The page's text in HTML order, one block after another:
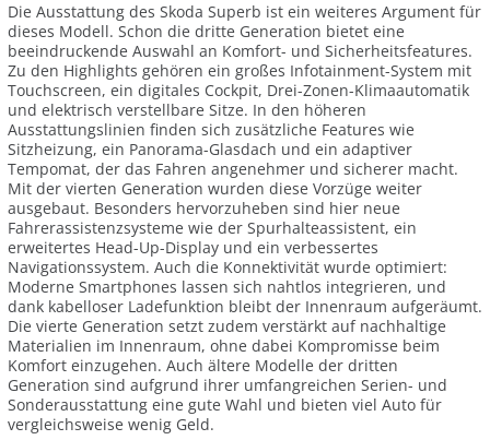
Die Ausstattung des Skoda Superb ist ein weiteres Argument für
dieses Modell. Schon die dritte Generation bietet eine
beeindruckende Auswahl an Komfort- und Sicherheitsfeatures.
Zu den Highlights gehören ein großes Infotainment-System mit
Touchscreen, ein digitales Cockpit, Drei-Zonen-Klimaautomatik
und elektrisch verstellbare Sitze. In den höheren
Ausstattungslinien finden sich zusätzliche Features wie
Sitzheizung, ein Panorama-Glasdach und ein adaptiver
Tempomat, der das Fahren angenehmer und sicherer macht.
Mit der vierten Generation wurden diese Vorzüge weiter
ausgebaut. Besonders hervorzuheben sind hier neue
Fahrerassistenzsysteme wie der Spurhalteassistent, ein
erweitertes Head-Up-Display und ein verbessertes
Navigationssystem. Auch die Konnektivität wurde optimiert:
Moderne Smartphones lassen sich nahtlos integrieren, und
dank kabelloser Ladefunktion bleibt der Innenraum aufgeräumt.
Die vierte Generation setzt zudem verstärkt auf nachhaltige
Materialien im Innenraum, ohne dabei Kompromisse beim
Komfort einzugehen. Auch ältere Modelle der dritten
Generation sind aufgrund ihrer umfangreichen Serien- und
Sonderausstattung eine gute Wahl und bieten viel Auto für
vergleichsweise wenig Geld.